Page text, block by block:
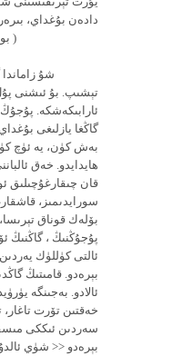
دادەن بۇغداي، بىرەر
( بوسۇق نىياز، 1892-يىلى
شۇ زاماندا
تېشىپ. بۇ ئىشنى پۇل
ئارابىكەشكە. پۇجۇڭ
گاڭغا يازلىغى
بەش كۈن، يە ئۈچ
ھايدايدو. خەق
قان چىقارغۇچىلىق
سورايدىمىز،
بۆلەك قوناق
پۇجۇڭنىڭ ، گاڭنىڭ
بېرەدو. قامىتىڭ
ئالادو. بەجىنگە
خەقتىن تۆرت تاغار،
سەردىن ئىككى
بېرەدو << شۈي